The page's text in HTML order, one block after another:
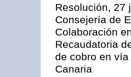
Resolución, 27
Consejería de
Colaboración
Recaudatoria
de cobro en
Canaria